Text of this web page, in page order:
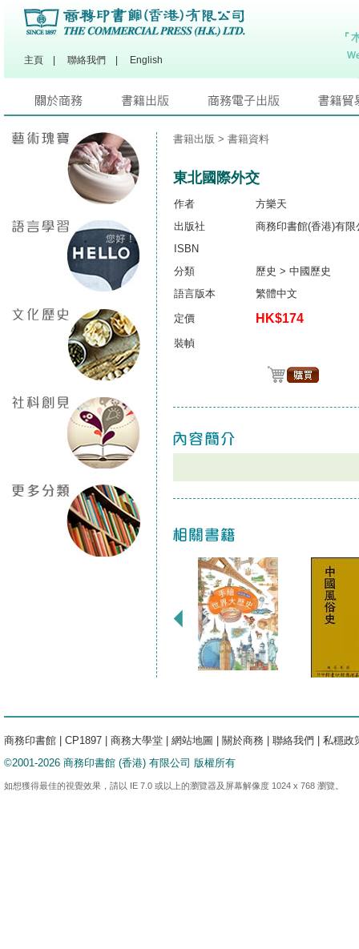
主頁 聯絡我們 English
書籍出版 > 書籍資料
東北國際外交
作者
方樂天
出版社
商務印書館(香港)有限
ISBN
分類
歷史 > 中國歷史
語言版本
繁體中文
定價 HK$174
裝幀
商務印書館 CP1897 商務大學堂 網站地圖 關於商務 聯絡我們
私穩政
©2001-2026 商務印書館 (香港) 有限公司 版權所有
如想獲得最佳的視覺效果，請以 IE 7.0 或以上的瀏覽器及屏幕解像度 1024 x 768 瀏覽。